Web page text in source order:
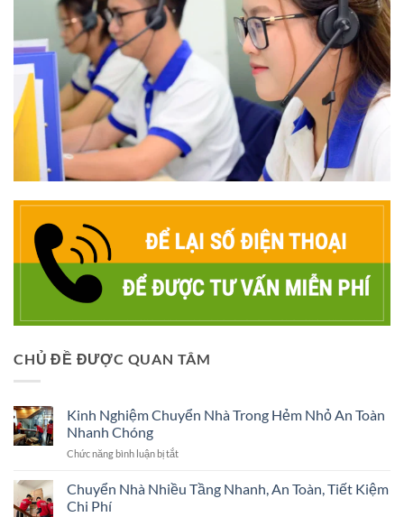
CHỦ ĐỀ ĐƯỢC QUAN TÂM
Kinh Nghiệm Chuyển Nhà Trong Hẻm Nhỏ An Toàn
Nhanh Chóng
Chức năng bình luận bị tắtở
Nghiệm
Chuyển
Chuyển Nhà Nhiều Tầng Nhanh, An Toàn, Tiết Kiệm
Chi Phí